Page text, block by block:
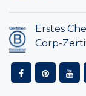
Erstes
Corp-